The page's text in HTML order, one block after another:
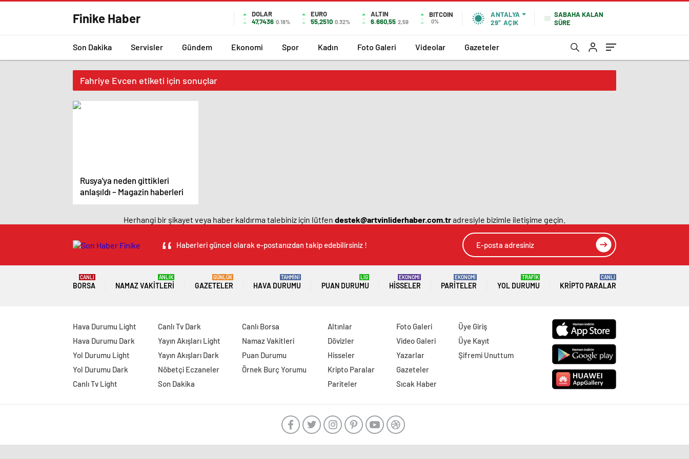
Finike Haber
DOLAR
47,7436 0.18%
EURO
55,2510 0.32%
ALTIN
6.660,55 2,59
BITCOIN
0%
ANTALYA
29° AÇIK
SABAHA KALAN
SÜRE
Son Dakika Servisler Gündem Ekonomi Spor Kadın Foto Galeri Videolar Gazeteler
Fahriye Evcen etiketi için sonuçlar
Rusya'ya neden gittikleri
anlaşıldı – Magazin haberleri
Herhangi bir şikayet veya haber kaldırma talebiniz için lütfen destek@artvinliderhaber.com.tradresiyle bizimle iletişime geçin.
Haberleri güncel olarak e-postanızdan takip edebilirsiniz !
BORSA
CANLI
NAMAZ VAKITLERI
ANLIK
GAZETELER
GÜNLÜK
HAVA DURUMU
TAHMİNİ
PUAN DURUMU
LİG
HISSELER
EKONOMİ
PARITELER
EKONOMİ
YOL DURUMU
TRAFİK
KRIPTO PARALAR
CANLI
Hava Durumu Light
Hava Durumu Dark
Yol Durumu Light
Yol Durumu Dark
Canlı Tv Light
Canlı Tv Dark
Yayın Akışları Light
Yayın Akışları Dark
Nöbetçi Eczaneler
Son Dakika
Canlı Borsa
Namaz Vakitleri
Puan Durumu
Örnek Burç Yorumu
Altınlar
Dövizler
Hisseler
Kripto Paralar
Pariteler
Foto Galeri
Video Galeri
Yazarlar
Gazeteler
Sıcak Haber
Üye Giriş
Üye Kayıt
Şifremi Unuttum